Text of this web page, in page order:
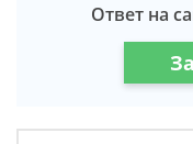
Ответ на